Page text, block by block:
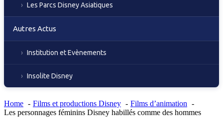
Les Parcs Disney Asiatiques
Autres Actus
Institution et Evènements
Insolite Disney
Home Films et productions Disney
Films d’animation
Les personnages féminins Disney habillés comme des hommes